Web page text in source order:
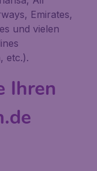
Emirates,
und vielen
etc.).
Ihren